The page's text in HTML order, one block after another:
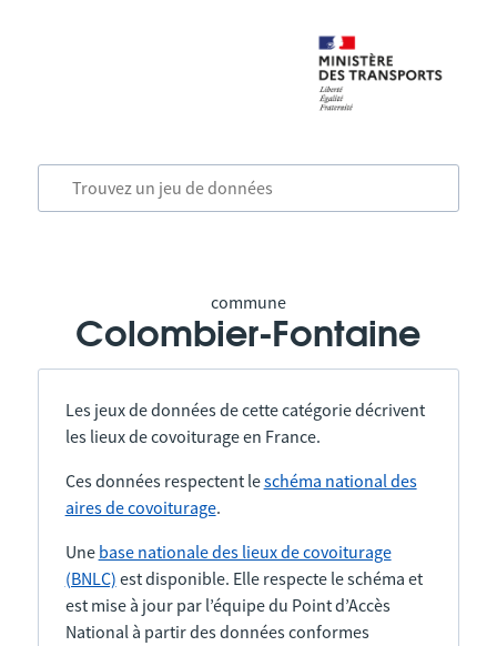
commune
Colombier-Fontaine
Les jeux de données de cette catégorie décrivent
les lieux de covoiturage en France.
Ces données respectent leschéma national des
aires de covoiturage.
Une base nationale des lieux de covoiturage
(BNLC) est disponible. Elle respecte le schéma et
est mise à jour par l’équipe du Point d’Accès
National à partir des données conformes